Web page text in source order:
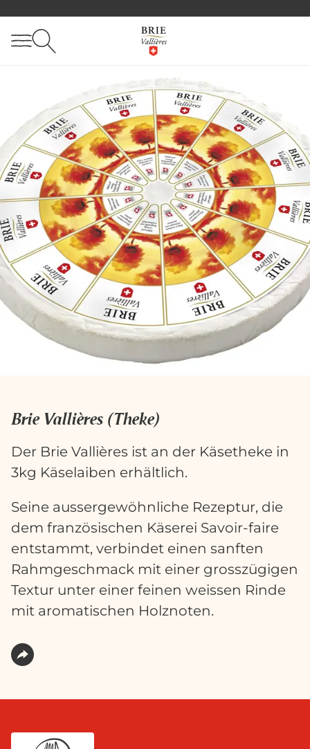
Brie Vallières (Theke)
Der Brie Vallières ist an der Käsetheke in
3kg Käselaiben erhältlich.
Seine aussergewöhnliche Rezeptur, die
dem französischen Käserei Savoir-faire
entstammt, verbindet einen sanften
Rahmgeschmack mit einer grosszügigen
Textur unter einer feinen weissen Rinde
mit aromatischen Holznoten.